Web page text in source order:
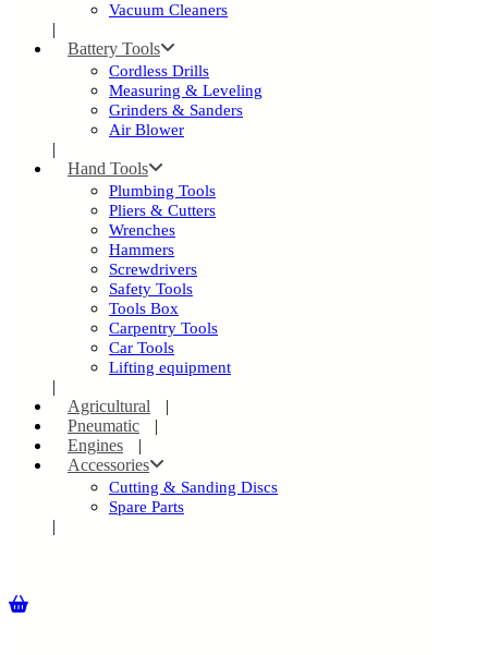
Vacuum Cleaners
Battery Tools
Cordless Drills
Measuring & Leveling
Grinders & Sanders
Air Blower
Hand Tools
Plumbing Tools
Pliers & Cutters
Wrenches
Hammers
Screwdrivers
Safety Tools
Tools Box
Carpentry Tools
Car Tools
Lifting equipment
Agricultural
Pneumatic
Engines
Accessories
Cutting & Sanding Discs
Spare Parts